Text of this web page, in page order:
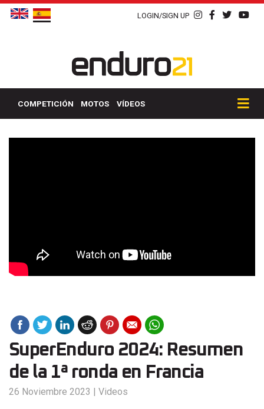
LOGIN/SIGN UP
COMPETICIÓN MOTOS VÍDEOS
SuperEnduro 2024: Resumen
de la 1ª ronda en Francia
26 Noviembre 2023 | Videos